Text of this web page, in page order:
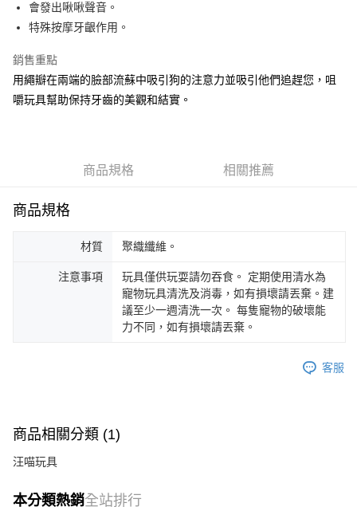
每筆NT$100，滿NT$1,000(含以上)免運費
每筆NT$200，滿NT$1,000(含以上)免運費
香港
會發出啾啾聲音。
特殊按摩牙齦作用。
銷售重點
用繩瓣在兩端的臉部流蘇中吸引狗的注意力並吸引他們追趕您，咀
嚼玩具幫助保持牙齒的美觀和結實。
商品規格 相關推薦
商品規格
材質 聚織纖維。
注意事項
玩具僅供玩耍請勿吞食。 定期使用清水為
寵物玩具清洗及消毒，如有損壞請丟棄。建
議至少一週清洗一次。 每隻寵物的破壞能
力不同，如有損壞請丟棄。
客服
商品相關分類 (1)
汪喵玩具
本分類熱銷全站排行